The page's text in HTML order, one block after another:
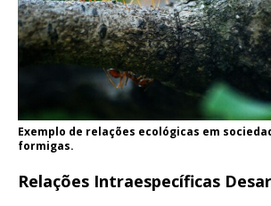
Exemplo de relações ecológicas em
formigas.
Relações Intraespecíficas